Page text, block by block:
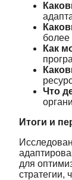
Как
Что
Итоги и
для
стратегии,